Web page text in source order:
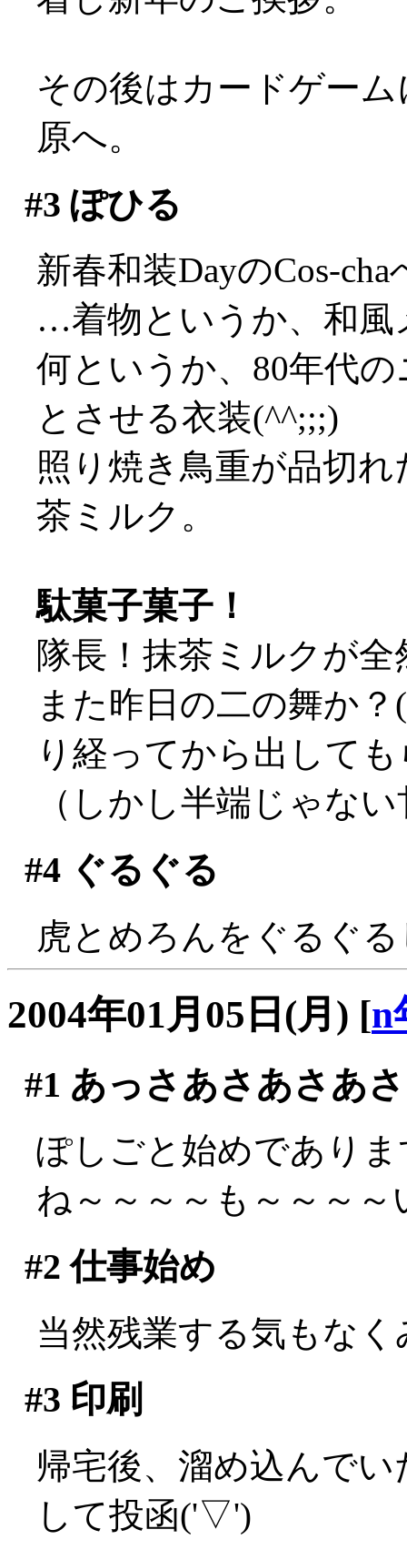
その後はカードゲー
原へ。
#3 ぽひる
新春和装DayのCos-cha
…着物というか、和
何というか、80年代
とさせる衣装(^^;;;)
照り焼き鳥重が品切
茶ミルク。
駄菓子菓子！
隊長！抹茶ミルクが
また昨日の二の舞か
り経ってから出して
（しかし半端じゃな
#4ぐるぐる
虎とめろんをぐるぐ
2004年01月05日(月) [n
#1 あっさあさあさあ
ぽしごと始めでありま
ね～～～～も～～～～
#2 仕事始め
当然残業する気もな
#3 印刷
帰宅後、溜め込んで
して投函('▽')